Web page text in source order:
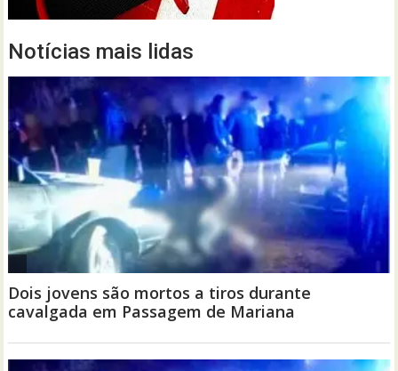
Notícias mais lidas